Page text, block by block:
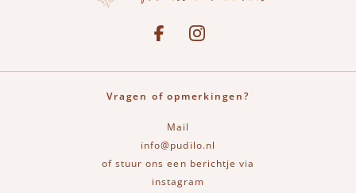
See our FacebookBekijk onze Instagram pagina
Vragen of opmerkingen?
Mail
info@pudilo.nl
of stuur ons een berichtje via
instagram